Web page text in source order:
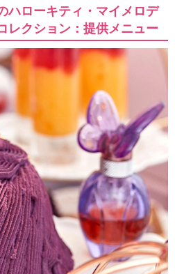
ハローキティ・マイメロデ
レクション：提供メニュー